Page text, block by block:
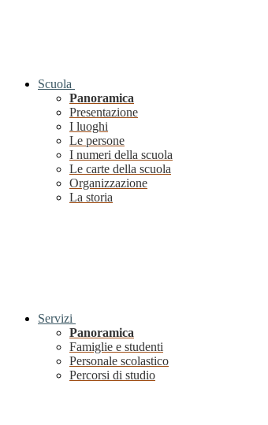
Scuola
Panoramica
Presentazione
I luoghi
Le persone
I numeri della scuola
Le carte della scuola
Organizzazione
La storia
Servizi
Panoramica
Famiglie e studenti
Personale scolastico
Percorsi di studio